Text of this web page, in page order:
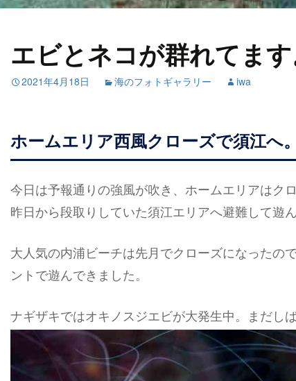
エビとネコが群れてます
2021年4月18日 海のフォトギャラリー iwa
ホームエリア西風クローズで須江へ。
今日は予報通りの強風が吹き、ホームエリアはク
昨日から段取りしていた須江エリアへ避難して遊ん
大人気の内浦ビーチは先月でクローズになったの
ントで遊んできました。
ナギザキではオキノスジエビが大発生中。まだし